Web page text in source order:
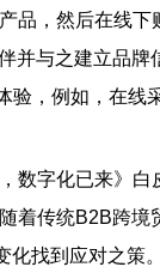
品，然后在线
并与之建立品
，例如，在线
数字化已来》
着传统B2B跨
找到应对之策